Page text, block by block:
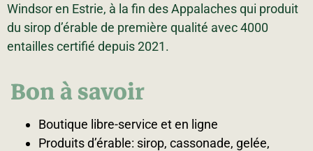
Windsor en Estrie, à la fin des Appalaches qui produit
du sirop d’érable de première qualité avec 4000
entailles certifié depuis 2021.
Bon à savoir
Boutique libre-service et en ligne
Produits d’érable: sirop, cassonade, gelée,